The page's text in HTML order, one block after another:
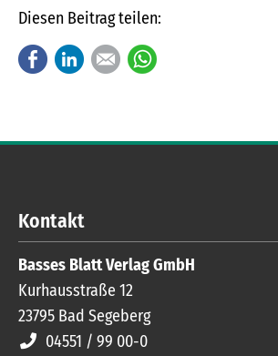
Diesen Beitrag teilen:
FacebookLinkedInE-mail
Kontakt
Basses Blatt Verlag GmbH
Kurhausstraße 12
23795 Bad Segeberg
04551 / 99 00-0